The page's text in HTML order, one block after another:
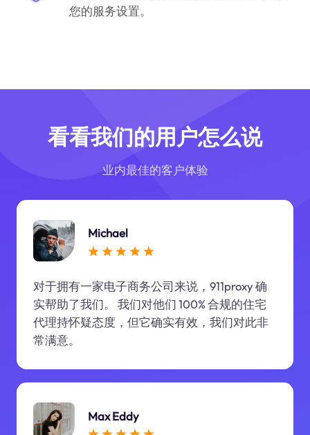
您的服务设置。
看看我们的用户怎么说
业内最佳的客户体验
Michael
对于拥有一家电子商务公司来说，911proxy 确
实帮助了我们。 我们对他们 100% 合规的住宅
代理持怀疑态度，但它确实有效，我们对此非
常满意。
Max Eddy